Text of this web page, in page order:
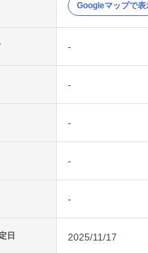
Googleマップで表
-
-
-
-
-
日 2025/11/17